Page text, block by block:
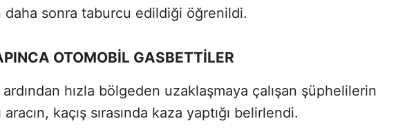
daha sonra taburcu edildiği öğrenildi.
OTOMOBİL GASBETTİLER
ardından hızla bölgeden uzaklaşmaya çalışan şüphelilerin
aracın, kaçış sırasında kaza yaptığı belirlendi.